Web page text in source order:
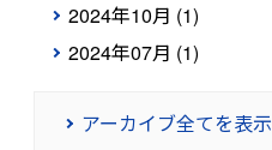
2024年10月 (1)
2024年07月 (1)
アーカイブ全てを表示